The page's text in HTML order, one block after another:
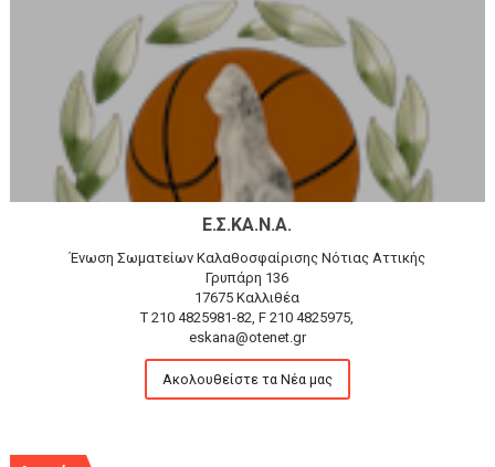
Ε.Σ.ΚΑ.Ν.Α.
Ένωση Σωματείων Καλαθοσφαίρισης Νότιας Αττικής
Γρυπάρη 136
17675 Καλλιθέα
T 210 4825981-82, F 210 4825975,
eskana@otenet.gr
Ακολουθείστε τα Νέα μας